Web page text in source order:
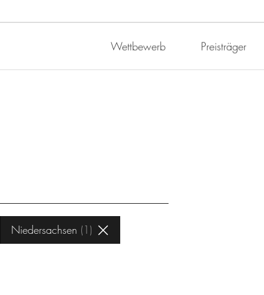
Wettbewerb Preisträger
Niedersachsen 1